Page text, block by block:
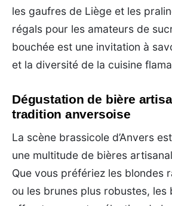
les gaufres de Liège et les
régals pour les amateurs de
bouchée est une invitation à
et la diversité de la cuisine
Dégustation de bière
tradition anversoise
La scène brassicole d’Anvers
une multitude de bières
Que vous préfériez les blondes
ou les brunes plus robustes, les